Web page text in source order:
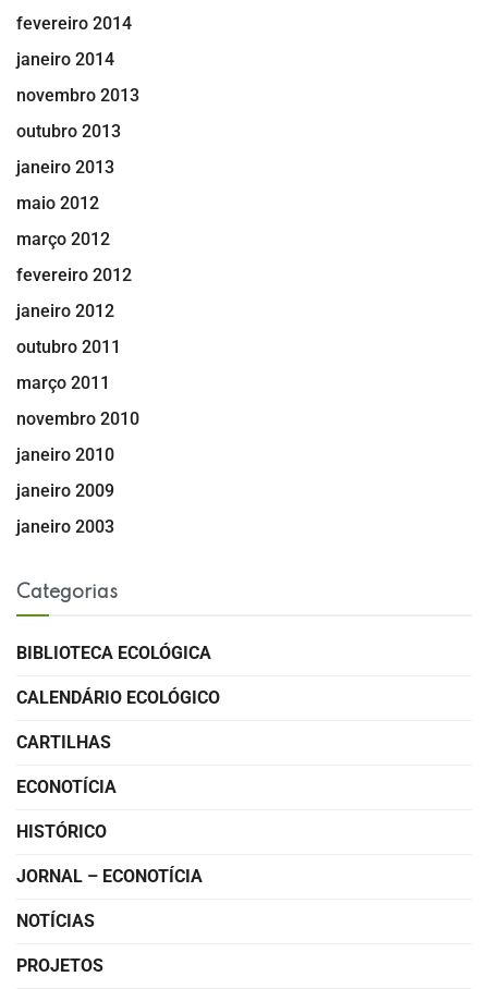
fevereiro 2014
janeiro 2014
novembro 2013
outubro 2013
janeiro 2013
maio 2012
março 2012
fevereiro 2012
janeiro 2012
outubro 2011
março 2011
novembro 2010
janeiro 2010
janeiro 2009
janeiro 2003
Categorias
BIBLIOTECA ECOLÓGICA
CALENDÁRIO ECOLÓGICO
CARTILHAS
ECONOTÍCIA
HISTÓRICO
JORNAL – ECONOTÍCIA
NOTÍCIAS
PROJETOS